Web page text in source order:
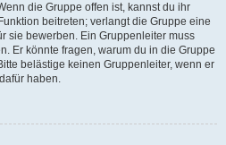
die Gruppe offen ist, kannst du ihr
beitreten; verlangt die Gruppe eine
sie bewerben. Ein Gruppenleiter muss
Er könnte fragen, warum du in die Gruppe
belästige keinen Gruppenleiter, wenn er
haben.